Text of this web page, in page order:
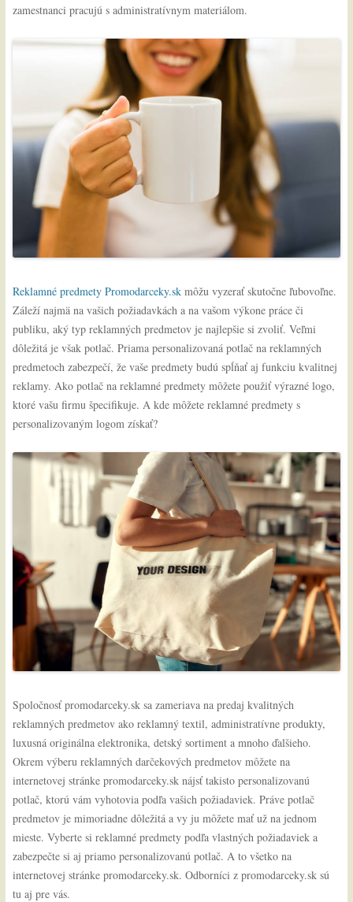
zamestnanci pracujú s administratívnym materiálom.
Reklamné predmety Promodarceky.skmôžu vyzerať skutočne ľubovoľne.
Záleží najmä na vašich požiadavkách a na vašom výkone práce či
publiku, aký typ reklamných predmetov je najlepšie si zvoliť. Veľmi
dôležitá je však potlač. Priama personalizovaná potlač na reklamných
predmetoch zabezpečí, že vaše predmety budú spĺňať aj funkciu kvalitnej
reklamy. Ako potlač na reklamné predmety môžete použiť výrazné logo,
ktoré vašu firmu špecifikuje. A kde môžete reklamné predmety s
personalizovaným logom získať?
Spoločnosť promodarceky.sk sa zameriava na predaj kvalitných
reklamných predmetov ako reklamný textil, administratívne produkty,
luxusná originálna elektronika, detský sortiment a mnoho ďalšieho.
Okrem výberu reklamných darčekových predmetov môžete na
internetovej stránke promodarceky.sk nájsť takisto personalizovanú
potlač, ktorú vám vyhotovia podľa vašich požiadaviek. Práve potlač
predmetov je mimoriadne dôležitá a vy ju môžete mať už na jednom
mieste. Vyberte si reklamné predmety podľa vlastných požiadaviek a
zabezpečte si aj priamo personalizovanú potlač. A to všetko na
internetovej stránke promodarceky.sk. Odborníci z promodarceky.sk sú
tu aj pre vás.